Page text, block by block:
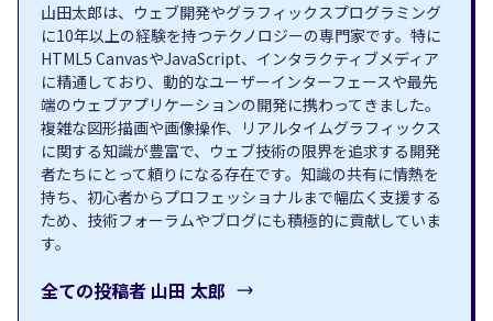
山田太郎は、ウェブ開発やグラフィックスプログラミング
に10年以上の経験を持つテクノロジーの専門家です。特に
HTML5 CanvasやJavaScript、インタラクティブメディア
に精通しており、動的なユーザーインターフェースや最先
端のウェブアプリケーションの開発に携わってきました。
複雑な図形描画や画像操作、リアルタイムグラフィックス
に関する知識が豊富で、ウェブ技術の限界を追求する開発
者たちにとって頼りになる存在です。知識の共有に情熱を
持ち、初心者からプロフェッショナルまで幅広く支援する
ため、技術フォーラムやブログにも積極的に貢献していま
す。
全ての投稿者 山田 太郎